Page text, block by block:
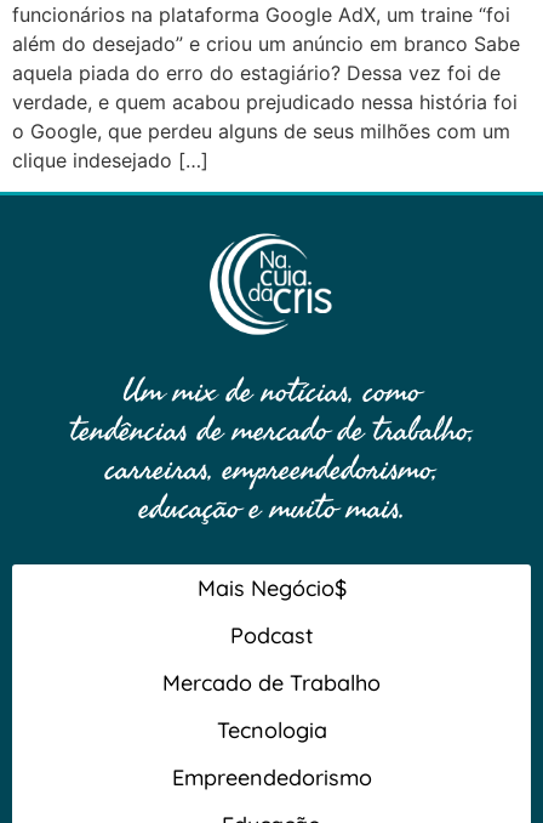
funcionários na plataforma Google AdX, um traine “foi
além do desejado” e criou um anúncio em branco Sabe
aquela piada do erro do estagiário? Dessa vez foi de
verdade, e quem acabou prejudicado nessa história foi
o Google, que perdeu alguns de seus milhões com um
clique indesejado […]
Um mix de notícias, como
tendências de mercado de trabalho,
carreiras, empreendedorismo,
educação e muito mais.
Mais Negócio$
Podcast
Mercado de Trabalho
Tecnologia
Empreendedorismo